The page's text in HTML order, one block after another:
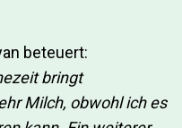
beteuert:
bringt
Milch, obwohl ich es